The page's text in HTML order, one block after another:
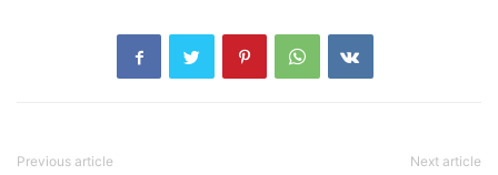
Previous article Next article